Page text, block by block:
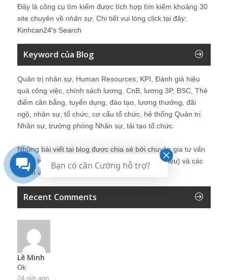
Đây là công cụ tìm kiếm được tích hợp tìm kiếm khoảng 30
site chuyên về nhân sự. Chi tiết vui lòng click tại đây:
Kinhcan24′s Search
Keyword của Blog
Quản trị nhân sự, Human Resources, KPI, Đánh giá hiệu
quả công việc, chính sách lương, CnB, lương 3P, BSC, Thẻ
điểm cân bằng, tuyển dụng, đào tạo, lương thưởng, đãi
ngộ, nhân sự, tổ chức, cơ cấu tổ chức, hệ thống Quản trị
Nhân sự, trưởng phòng Nhân sự, tái tạo tổ chức
Những bài viết tại blog được chia sẻ bởi chuyên gia tư vấn
Quản trị Nhân sự Nguyễn Hùng Cường (giới thiệu) và các
thành viên khác trong cộng đồng Nhân sự.
Recent Comments
Lê Minh
Ok
24 giờ ago
Bạn có cần Cường hỗ trợ?